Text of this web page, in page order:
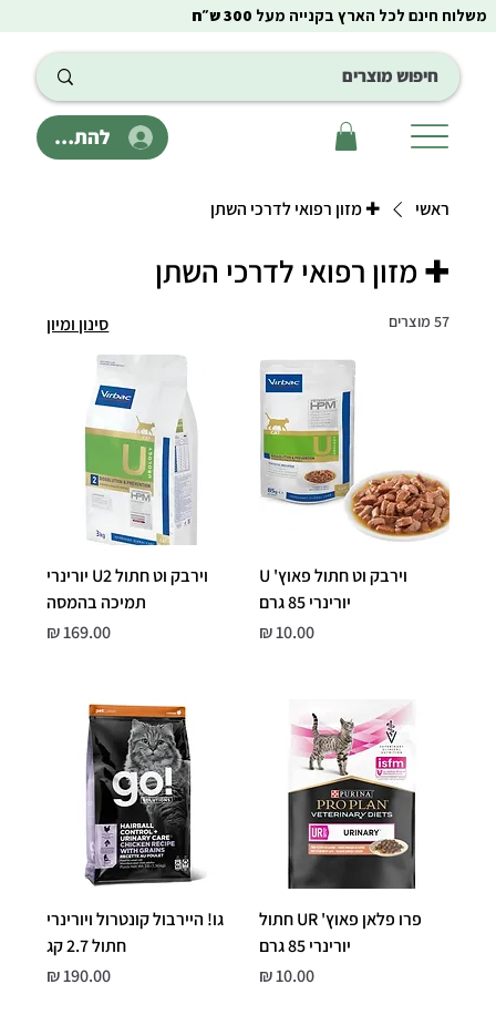
להתחבר
משלוח חינם לכל הארץ בקנייה מעל 300 ש״ח
ראשי ✚ מזון רפואי לדרכי השתן
✚ מזון רפואי לדרכי השתן
57 מוצרים סינון ומיון
וירבק וט חתול פאוץ' U
יורינרי 85 גרם
מחיר
וירבק וט חתול U2 יורינרי
תמיכה בהמסה
מחיר
פרו פלאן פאוץ' UR חתול
יורינרי 85 גרם
מחיר
גו! היירבול קונטרול ויורינרי
חתול 2.7 קג
מחיר